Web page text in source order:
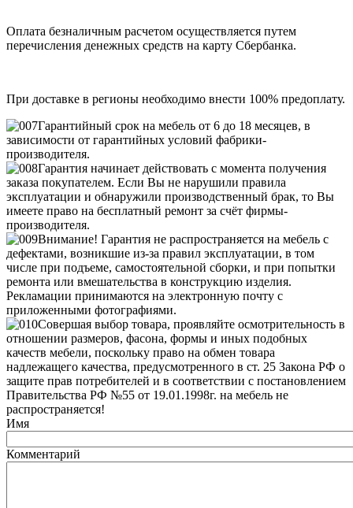
Оплата безналичным расчетом осуществляется путем
перечисления денежных средств на карту Сбербанка.
При доставке в регионы необходимо внести 100% предоплату.
Гарантийный срок на мебель от 6 до 18 месяцев, в
зависимости от гарантийных условий фабрики-
производителя.
Гарантия начинает действовать с момента получения
заказа покупателем. Если Вы не нарушили правила
эксплуатации и обнаружили производственный брак, то Вы
имеете право на бесплатный ремонт за счёт фирмы-
производителя.
Внимание! Гарантия не распространяется на мебель с
дефектами, возникшие из-за правил эксплуатации, в том
числе при подъеме, самостоятельной сборки, и при попытки
ремонта или вмешательства в конструкцию изделия.
Рекламации принимаются на электронную почту с
приложенными фотографиями.
Совершая выбор товара, проявляйте осмотрительность в
отношении размеров, фасона, формы и иных подобных
качеств мебели, поскольку право на обмен товара
надлежащего качества, предусмотренного в ст. 25 Закона РФ о
защите прав потребителей и в соответствии с постановлением
Правительства РФ №55 от 19.01.1998г. на мебель не
распространяется!
Имя
Комментарий